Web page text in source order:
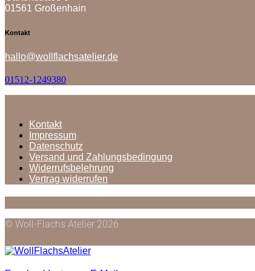
01561 Großenhain
facebook-
instagram
mail-
Kontakt
hallo@wollflachsatelier.de
01512-1249380
Kontakt
Impressum
Datenschutz
Versand und Zahlungsbedingung
Widerrufsbelehrung
Vertrag widerrufen
© Woll-Flachs Atelier 2026